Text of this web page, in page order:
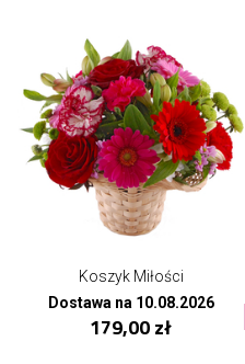
Koszyk Miłości
Dostawa na 10.08.2026
179,00 zł